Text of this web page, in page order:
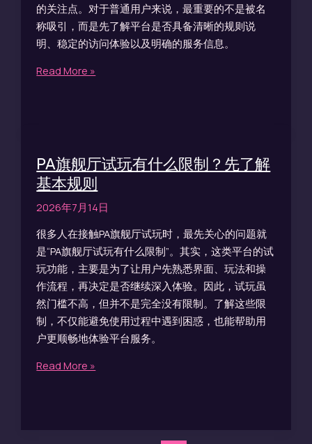
的关注点。对于普通用户来说，最重要的不是被名
称吸引，而是先了解平台是否具备清晰的规则说
明、稳定的访问体验以及明确的服务信息。
Read More »
PA旗舰厅试玩有什么限制？先了解
基本规则
2026年7月14日
很多人在接触PA旗舰厅试玩时，最先关心的问题就
是“PA旗舰厅试玩有什么限制”。其实，这类平台的试
玩功能，主要是为了让用户先熟悉界面、玩法和操
作流程，再决定是否继续深入体验。因此，试玩虽
然门槛不高，但并不是完全没有限制。了解这些限
制，不仅能避免使用过程中遇到困惑，也能帮助用
户更顺畅地体验平台服务。
Read More »